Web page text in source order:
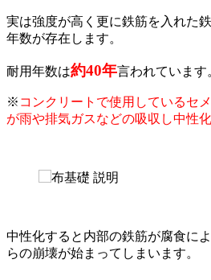
実は強度が高く更に鉄筋を入れた
年数が存在します。
耐用年数は約40年言われています
※ コンクリートで使用しているセ
が雨や排気ガスなどの吸収し中性化
中性化すると内部の鉄筋が腐食に
らの崩壊が始まってしまいます。